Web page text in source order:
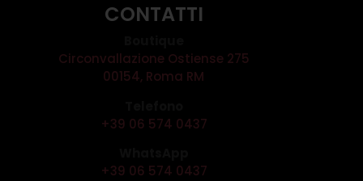
CONTATTI
Circonvallazione Ostiense 275
00154, Roma RM
+39 06 574 0437
+39 06 574 0437